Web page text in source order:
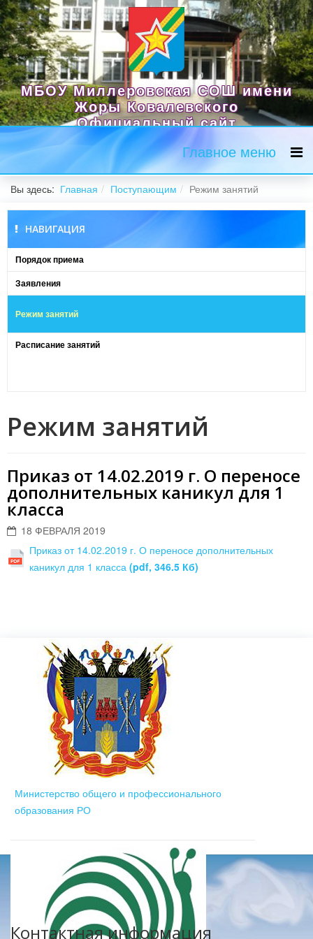
МБОУ Миллеровская СОШ имени
Жоры Ковалевского
Официальный сайт
Главное меню
Вы здесь: Главная Поступающим Режим занятий
НАВИГАЦИЯ
Порядок приема
Заявления
Режим занятий
Расписание занятий
Режим занятий
Приказ от 14.02.2019 г. О переносе
дополнительных каникул для 1
класса
18 ФЕВРАЛЯ 2019
Приказ от 14.02.2019 г. О переносе дополнительных
каникул для 1 класса (pdf, 346.5 Кб)
Министерство общего и профессионального
образования РО
Контактная информация